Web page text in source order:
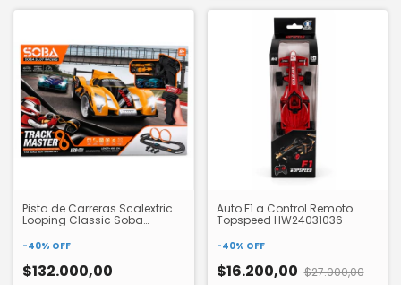
Pista de Carreras Scalextric
Looping Classic Soba
-40% OFF
$132.000,00
Auto F1 a Control Remoto
Topspeed HW24031036
-40% OFF
$16.200,00 $27.000,00